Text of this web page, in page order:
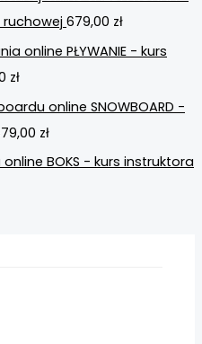
ruchowej679,00 zł
PŁYWANIE - kurs
zł
SNOWBOARD -
zł
BOKS - kurs instruktora